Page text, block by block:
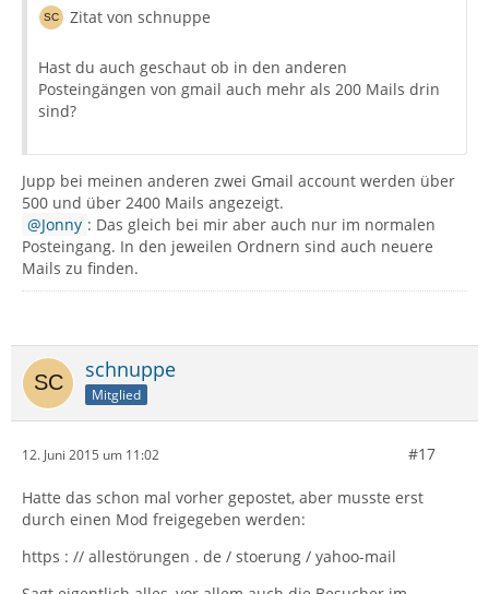
Zitat von schnuppe
Hast du auch geschaut ob in den anderen
Posteingängen von gmail auch mehr als 200 Mails drin
sind?
Jupp bei meinen anderen zwei Gmail account werden über
500 und über 2400 Mails angezeigt.
Jonny : Das gleich bei mir aber auch nur im normalen
Posteingang. In den jeweilen Ordnern sind auch neuere
Mails zu finden.
schnuppe
Mitglied
12. Juni 2015 um 11:02 #17
Hatte das schon mal vorher gepostet, aber musste erst
durch einen Mod freigegeben werden:
https : // allestörungen . de / stoerung / yahoo-mail